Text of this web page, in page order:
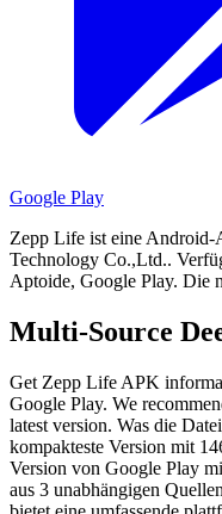
Google Play
Zepp Life ist eine
Technology Co.,Ltd..
Aptoide, Google Play. Die
Multi-Source
Get Zepp Life APK
Google Play. We
latest version. Was die
kompakteste Version mit
Version von Google Play
aus 3 unabhängigen